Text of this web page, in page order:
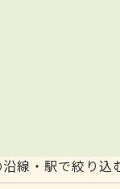
線・駅で絞り込